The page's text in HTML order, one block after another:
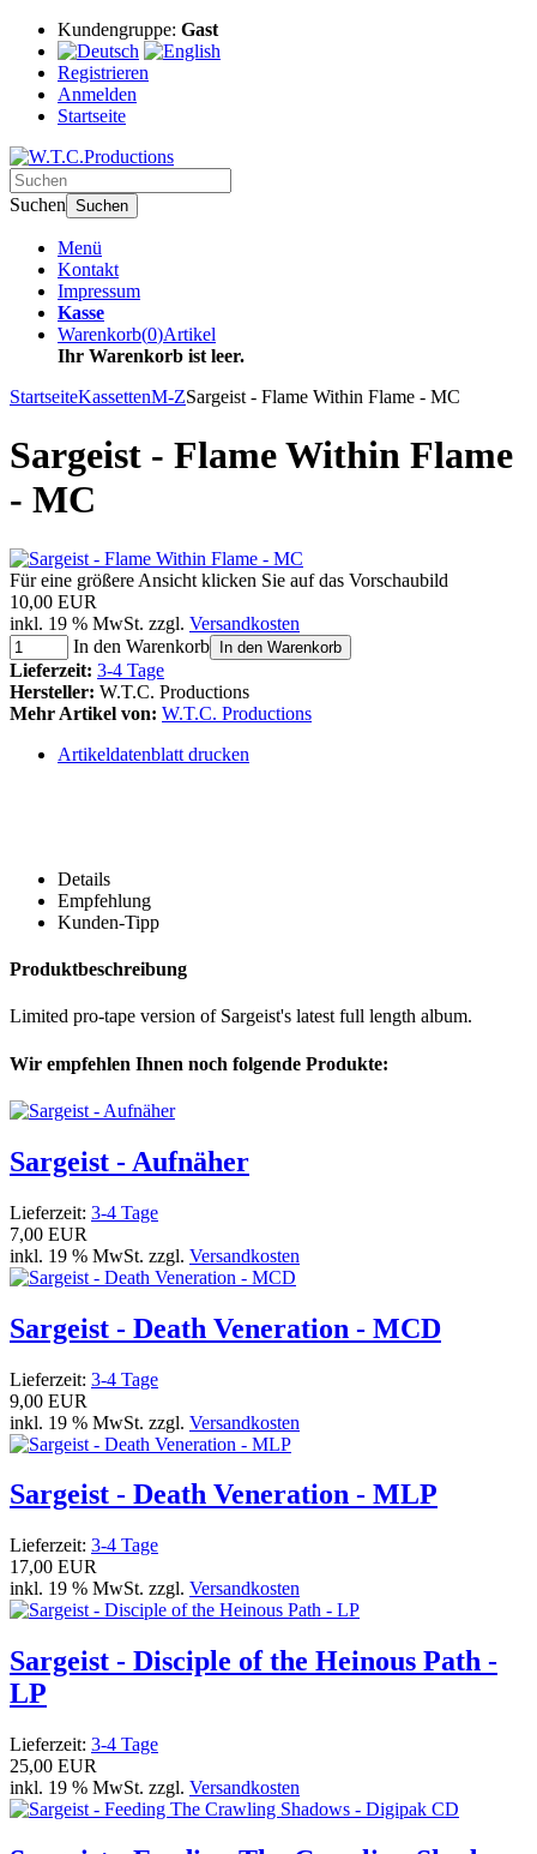
Kundengruppe: Gast
Registrieren
Anmelden
Startseite
Suchen Suchen
Menü
Kontakt
Impressum
Kasse
Warenkorb(0)Artikel
Ihr Warenkorb ist leer.
StartseiteKassettenM-ZSargeist - Flame Within Flame - MC
Sargeist - Flame Within Flame
- MC
Für eine größere Ansicht klicken Sie auf das Vorschaubild
10,00 EUR
inkl. 19 % MwSt. zzgl. Versandkosten
In den Warenkorb
In den Warenkorb
Lieferzeit: 3-4 Tage
Hersteller: W.T.C. Productions
Mehr Artikel von: W.T.C. Productions
Artikeldatenblatt drucken
Details
Empfehlung
Kunden-Tipp
Produktbeschreibung
Limited pro-tape version of Sargeist's latest full length album.
Wir empfehlen Ihnen noch folgende Produkte:
Sargeist - Aufnäher
Lieferzeit: 3-4 Tage
7,00 EUR
inkl. 19 % MwSt. zzgl. Versandkosten
Sargeist - Death Veneration - MCD
Lieferzeit: 3-4 Tage
9,00 EUR
inkl. 19 % MwSt. zzgl. Versandkosten
Sargeist - Death Veneration - MLP
Lieferzeit: 3-4 Tage
17,00 EUR
inkl. 19 % MwSt. zzgl. Versandkosten
Sargeist - Disciple of the Heinous Path -
LP
Lieferzeit: 3-4 Tage
25,00 EUR
inkl. 19 % MwSt. zzgl. Versandkosten